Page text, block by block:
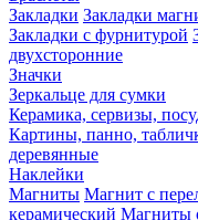
Закладки Закладки
Закладки с фурнитурой
двухсторонние
Значки
Зеркальце для сумки
Керамика, сервизы,
Картины, панно,
деревянные
Наклейки
Магниты Магнит с
керамический Магниты